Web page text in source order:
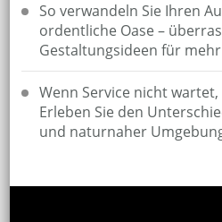
So verwandeln Sie Ihren
ordentliche Oase –
Gestaltungsideen für
Wenn Service nicht
Erleben Sie den
und naturnaher